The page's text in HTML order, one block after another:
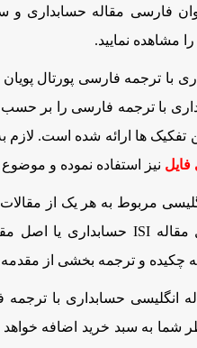
فارسی مقاله حسابداری
مشاهده نمایید.
با ترجمه فارسی پورتال
با ترجمه فارسی را بر
تفکیک ها ارائه شده است.
نیز استفاده نموده و
مربوط به هر یک از
مقالهISI حسابداری یا اصل
چکیده و ترجمه بخشی از
انگلیسی حسابداری با ترجمه
شما به سبد خرید اضافه